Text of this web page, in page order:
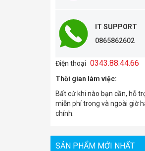
IT SUPPORT
0865862602
Điện thoại 0343.88.44.66
Thời gian làm việc:
Bất cứ khi nào bạn cần, hỗ
miễn phí trong và ngoài giờ
chính.
SẢN PHẨM MỚI NHẤT